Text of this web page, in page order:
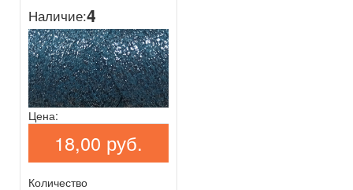
Наличие:4
Цена:
18,00 руб.
Количество